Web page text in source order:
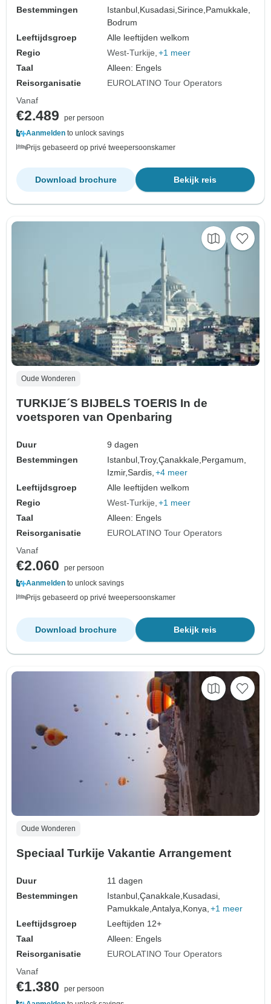
Bestemmingen
Istanbul, Kusadasi,Sirince, Pamukkale,
Bodrum
Leeftijdsgroep
Alle leeftijden welkom
Regio
West-Turkije +1 meer
Taal
Alleen: Engels
Reisorganisatie
EUROLATINO Tour Operators
Vanaf
€2.489
per persoon
Aanmelden to unlock savings
Prijs gebaseerd op privé tweepersoonskamer
Bekijk reis
Download brochure
Oude Wonderen
TURKIJE´S BIJBELS TOERIS In de
voetsporen van Openbaring
Duur
9 dagen
Bestemmingen
Istanbul,Troy,Çanakkale, Pergamum,
Izmir,Sardis, +4 meer
Leeftijdsgroep
Alle leeftijden welkom
Regio
West-Turkije +1 meer
Taal
Alleen: Engels
Reisorganisatie
EUROLATINO Tour Operators
Vanaf
€2.060
per persoon
Aanmelden to unlock savings
Prijs gebaseerd op privé tweepersoonskamer
Bekijk reis
Download brochure
Oude Wonderen
Speciaal Turkije Vakantie Arrangement
Duur
11 dagen
Bestemmingen
Istanbul,Çanakkale,Kusadasi,
Pamukkale,Antalya,Konya, +1 meer
Leeftijdsgroep
Leeftijden 12+
Taal
Alleen: Engels
Reisorganisatie
EUROLATINO Tour Operators
Vanaf
€1.380
per persoon